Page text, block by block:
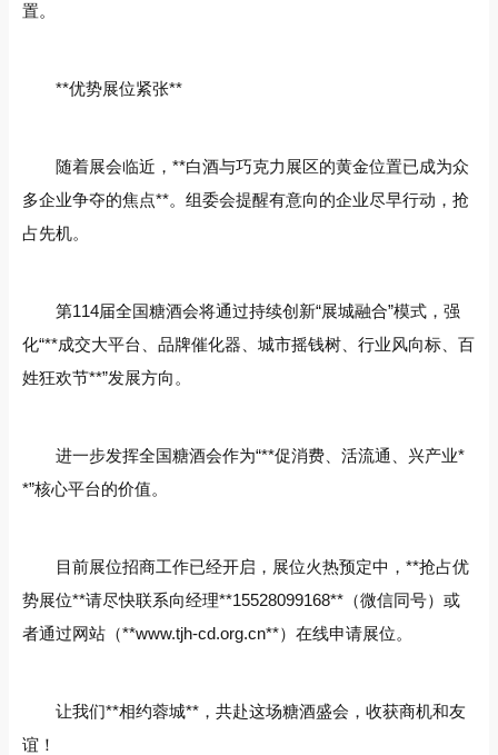
置。
**优势展位紧张**
随着展会临近，**白酒与巧克力展区的黄金位置已成为众
多企业争夺的焦点**。组委会提醒有意向的企业尽早行动，抢
占先机。
第114届全国糖酒会将通过持续创新“展城融合”模式，强
化“**成交大平台、品牌催化器、城市摇钱树、行业风向标、百
姓狂欢节**”发展方向。
进一步发挥全国糖酒会作为“**促消费、活流通、兴产业*
*”核心平台的价值。
目前展位招商工作已经开启，展位火热预定中，**抢占优
势展位**请尽快联系向经理**15528099168**（微信同号）或
者通过网站（**www.tjh-cd.org.cn**）在线申请展位。
让我们**相约蓉城**，共赴这场糖酒盛会，收获商机和友
谊！